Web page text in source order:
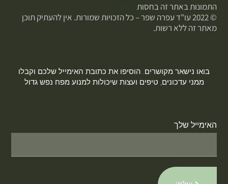
התמונות באתר זה בחסות
© 2022 עו"ד עפרה שפר – כל הזכויות שמורות. אין להעתיק תוכן
מאתר זה ללא רשות.
בואו נישאר מקושרים. הוסיפו את כתובת האימייל שלכם וקבלו
ממני עדכונים, טיפים ועצות שיכולות למנוע מפח נפש גדול
האימייל שלך